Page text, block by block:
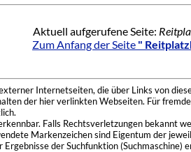
Aktuell aufgerufene Seite:
Zum Anfang der Seite "
Internetseiten, die über Links von
der hier verlinkten Webseiten. Für
Falls Rechtsverletzungen bekannt
Markenzeichen sind Eigentum der
der Suchfunktion